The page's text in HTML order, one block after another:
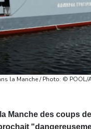
la Manche / Photo: © POOL/
Manche des coups